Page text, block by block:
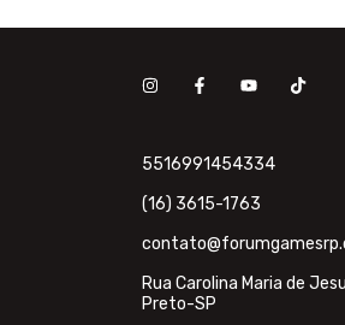
5516991454334
(16) 3615-1763
Rua Carolina Maria de
Preto-SP